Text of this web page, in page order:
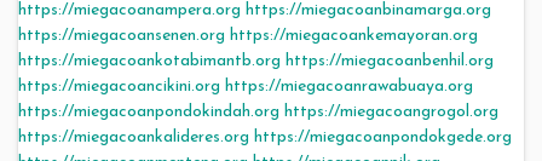
https://miegacoanampera.org https://miegacoanbinamarga.org
https://miegacoansenen.org https://miegacoankemayoran.org
https://miegacoankotabimantb.org https://miegacoanbenhil.org
https://miegacoancikini.org https://miegacoanrawabuaya.org
https://miegacoanpondokindah.org https://miegacoangrogol.org
https://miegacoankalideres.org https://miegacoanpondokgede.org